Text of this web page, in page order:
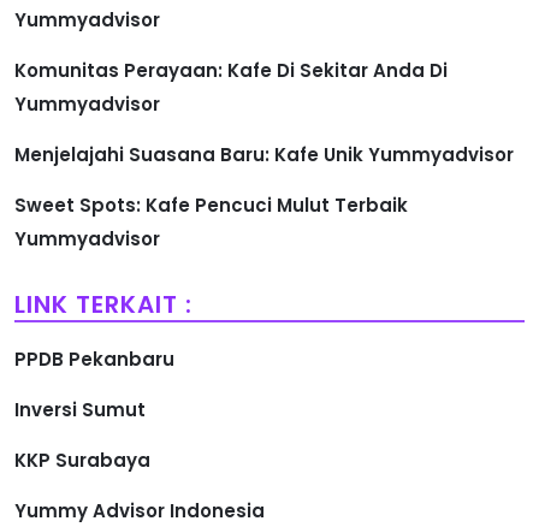
Yummyadvisor
Komunitas Perayaan: Kafe Di Sekitar Anda Di
Yummyadvisor
Menjelajahi Suasana Baru: Kafe Unik Yummyadvisor
Sweet Spots: Kafe Pencuci Mulut Terbaik
Yummyadvisor
LINK TERKAIT :
PPDB Pekanbaru
Inversi Sumut
KKP Surabaya
Yummy Advisor Indonesia